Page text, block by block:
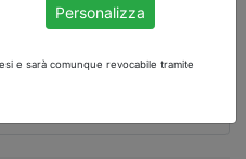
Personalizza
e sarà comunque revocabile tramite